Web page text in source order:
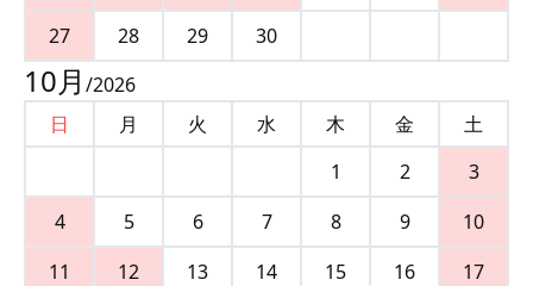
27
28 29 30
10月 /2026
日
月 火 水 木 金
土
1
2
3
4
5 6 7 8 9
10
11
12 13 14 15 16
17